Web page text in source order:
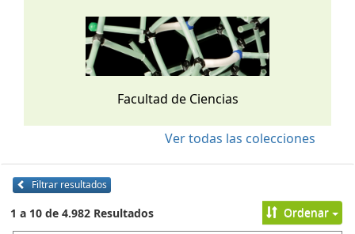
Facultad de Ciencias
Ver todas las colecciones
Filtrar resultados
1 a 10 de 4.982 Resultados Ordenar